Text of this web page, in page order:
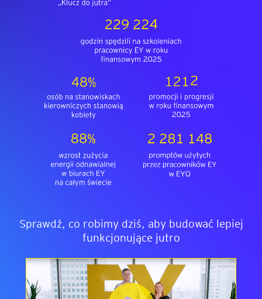
Sprawdź, co robimy dziś, aby budować lepiej
funkcjonujące jutro